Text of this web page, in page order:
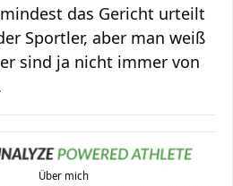
das Gericht urteilt
Sportler, aber man weiß
sind ja nicht immer von
Über mich